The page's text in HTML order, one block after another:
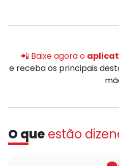
📲 Baixe agora o
e receba os principais
O que estão